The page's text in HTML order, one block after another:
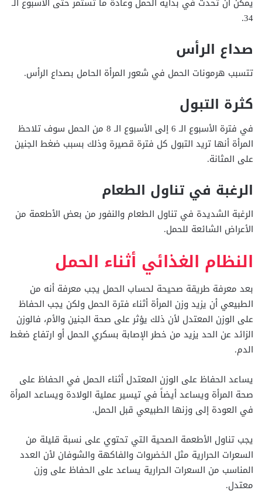
34.
صداع الرأس
تتسبب هرمونات الحمل في شعور المرأة الحامل بصداع الرأس.
كثرة التبول
في فترة الأسبوع الـ 6 إلى الأسبوع الـ 8 من الحمل سوف تلاحظ
المرأة أنها تريد التبول كل فترة قصيرة وذلك بسبب ضغط الجنين
على المثانة.
الرغبة في تناول الطعام
الرغبة الشديدة في تناول الطعام والنفور من بعض الأطعمة من
الأعراض الشائعة للحمل.
النظام الغذائي أثناء الحمل
بعد معرفة طريقة صحيحة لحساب الحمل يجب معرفة أنه من
الطبيعي أن يزيد وزن المرأة أثناء فترة الحمل ولكن يجب الحفاظ
على الوزن المعتدل لأن ذلك يؤثر على صحة الجنين والأم، فالوزن
الزائد عن الحد يزيد من خطر الإصابة بسكري الحمل أو ارتفاع ضغط
الدم.
يساعد الحفاظ على الوزن المعتدل أثناء الحمل في الحفاظ على
صحة المرأة ويساعد أيضاً في تيسير عملية الولادة ويساعد المرأة
في العودة إلى وزنها الطبيعي قبل الحمل.
يجب تناول الأطعمة الصحية التي تحتوي على نسبة قليلة من
السعرات الحرارية مثل الخضروات والفاكهة والشوفان لأن العدد
المناسب من السعرات الحرارية يساعد على الحفاظ على وزن
معتدل.